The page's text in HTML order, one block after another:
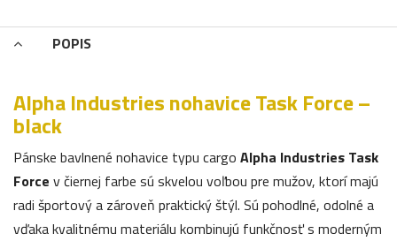
POPIS
Alpha Industries nohavice Task Force –
black
Pánske bavlnené nohavice typu cargo Alpha Industries Task
Force v čiernej farbe sú skvelou voľbou pre mužov, ktorí majú
radi športový a zároveň praktický štýl. Sú pohodlné, odolné a
vďaka kvalitnému materiálu kombinujú funkčnosť s moderným